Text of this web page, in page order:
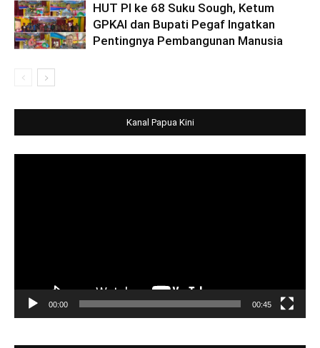
HUT PI ke 68 Suku Sough, Ketum
GPKAI dan Bupati Pegaf Ingatkan
Pentingnya Pembangunan Manusia
Kanal Papua Kini
00:00 00:45